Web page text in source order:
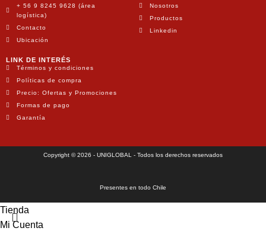
+ 56 9 8245 9628 (área
logística)
Contacto
Ubicación
Nosotros
Productos
Linkedin
LINK DE INTERÉS
Términos y condiciones
Políticas de compra
Precio: Ofertas y Promociones
Formas de pago
Garantía
Copyright © 2026 - UNIGLOBAL - Todos los derechos reservados
Presentes en todo Chile
Tienda
Mi Cuenta